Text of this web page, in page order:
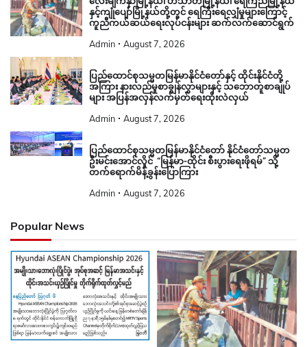
နှင့်ကျုံပျော်မြို့နယ်တို့တွင် ရေကြီးရေလျှံမှုများကြောင့်
ကူညီကယ်ဆယ်ရေးလုပ်ငန်းများ ဆက်လက်ဆောင်ရွက်
Admin August 7, 2026
ပြည်ထောင်စုသမ္မတမြန်မာနိုင်ငံတော်နှင့် ထိုင်းနိုင်ငံတို့
အကြား နားလည်မှုစာချွန်လွှာများနှင့် သဘောတူစာချုပ်
များ အပြန်အလှန်လက်မှတ်ရေးထိုးလဲလှယ်
Admin August 7, 2026
ပြည်ထောင်စုသမ္မတမြန်မာနိုင်ငံတော် နိုင်ငံတော်သမ္မတ
ဦးမင်းအောင်လှိုင် “မြန်မာ-ထိုင်း စီးပွားရေးဖိုရမ်” သို့
တက်ရောက်မိန့်ခွန်းပြောကြား
Admin August 7, 2026
Popular News